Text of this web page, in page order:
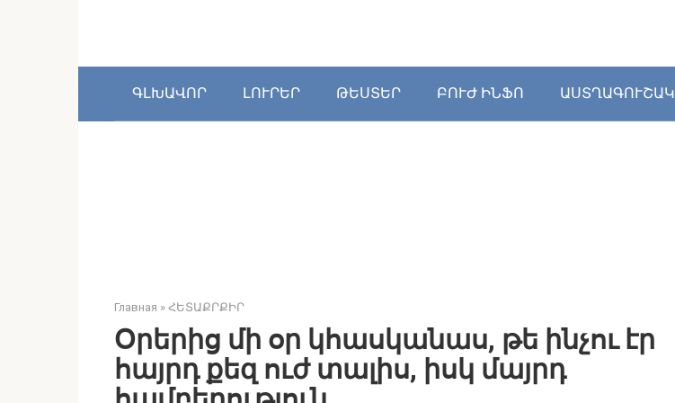
ԳԼԽԱՎՈՐ ԼՈՒՐԵՐ ԹԵՍՏԵՐ ԲՈՒԺ ԻՆՖՈ ԱՍՏՂԱԳՈՒՇԱԿ
Главная » ՀԵՏԱՔՐՔԻՐ
Օրերից մի օր կհասկանաս, թե ինչու էր
հայրդ քեզ ուժ տալիս, իսկ մայրդ